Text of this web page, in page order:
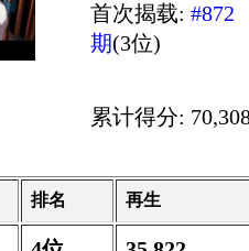
首次揭载:#872
期(3位)
累计得分:
排名 再生